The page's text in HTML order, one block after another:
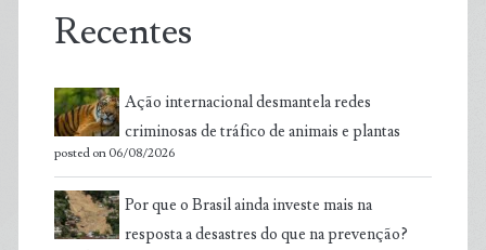
Recentes
Ação internacional desmantela redes
criminosas de tráfico de animais e plantas
posted on 06/08/2026
Por que o Brasil ainda investe mais na
resposta a desastres do que na prevenção?